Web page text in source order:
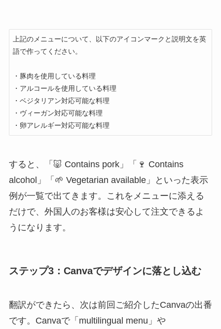
上記のメニューについて、以下のアイコンマークと説明文を英
語で作ってください。
・豚肉を使用している料理
・アルコールを使用している料理
・ベジタリアン対応可能な料理
・ヴィーガン対応可能な料理
・卵アレルギー対応可能な料理
すると、「🐷 Contains pork」「🍷 Contains
alcohol」「🌱 Vegetarian available」といった表示
例が一覧で出てきます。これをメニューに添える
だけで、外国人のお客様は安心して注文できるよ
うになります。
ステップ3：Canvaでデザインに落とし込む
翻訳ができたら、次は前回ご紹介したCanvaの出番
です。Canvaで「multilingual menu」や